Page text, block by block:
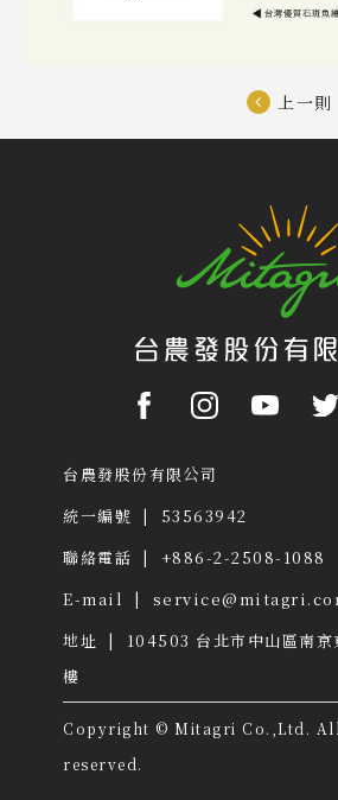
上一則
台農發股份有限公司
統一編號 | 53563942
聯絡電話 | +886-2-2508-1088
E-mail |
地址 | 104503 台北市中山區南
樓
Copyright © Mitagri Co.,Ltd.
reserved.